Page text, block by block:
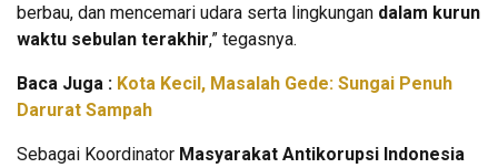
berbau, dan mencemari udara serta lingkungan dalam kurun
waktu sebulan terakhir,” tegasnya.
Baca Juga : Kota Kecil, Masalah Gede: Sungai Penuh
Darurat Sampah
Sebagai Koordinator Masyarakat Antikorupsi Indonesia